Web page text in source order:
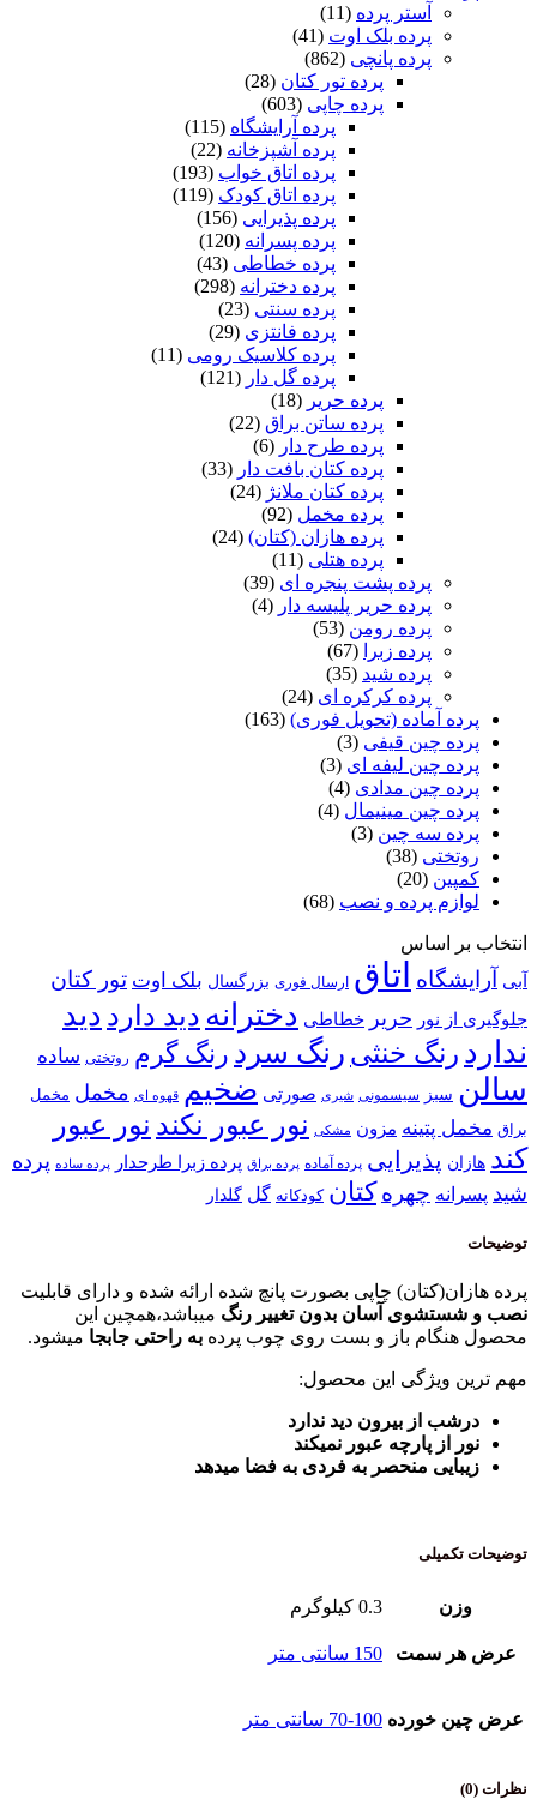
آستر پرده
پرده بلک اوت (41)
پرده پانچی
(862)
پرده تور کتان (28)
پرده چاپی
(603)
پرده آرایشگاه (115)
پرده آشپزخانه (22)
پرده اتاق خواب (193)
پرده اتاق کودک (119)
پرده پذیرایی (156)
پرده پسرانه (120)
پرده خطاطی (43)
پرده دخترانه (298)
پرده سنتی
(23)
پرده فانتزی (29)
پرده کلاسیک رومی (11)
پرده گل دار (121)
پرده حریر
(18)
پرده ساتن براق (22)
پرده طرح دار (6)
پرده کتان بافت دار (33)
پرده کتان ملانژ (24)
پرده مخمل (92)
پرده هازان (کتان) (24)
پرده هتلی
(11)
پرده پشت پنجره ای (39)
پرده حریر پلیسه دار
پرده رومن
(53)
پرده زبرا
پرده شید
پرده کرکره ای (24)
آماده (تحویل فوری) (163)
چین قیفی (3)
چین لیفه ای (3)
چین مدادی (4)
چین مینیمال (4)
سه چین (3)
(38)
پرده و نصب (68)
اساس
اتاق ارسال فوری بزرگسال بلک اوت تور کتان
نور حریر خطاطی دخترانهدید دارددید
خنثیرنگ سردرنگ گرم روتختی ساده
سبز سیسمونی شیری صورتی ضخیم قهوه ای مخمل مخمل
مزون مشکی نور عبور نکندنور عبور
پذیرایی پرده آماده پرده براق پرده زبرا طرحدار پرده ساده پرده
چهره کتان کودکانه گل گلدار
چاپی بصورت پانچ شده ارائه شده و دارای قابلیت
آسان بدون تغییر رنگمیباشد،همچین این
باز و بست روی چوب پرده به راحتی جابجا میشود.
ویژگی این محصول:
از بیرون دید ندارد
پارچه عبور نمیکند
منحصر به فردی به فضا میدهد
0.3 کیلوگرم
سمت 150 سانتی متر
خورده 70-100 سانتی متر